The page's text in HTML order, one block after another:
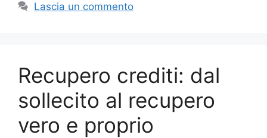
Lascia un commento
Recupero crediti: dal
sollecito al recupero
vero e proprio